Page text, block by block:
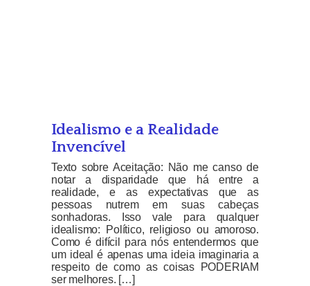
Idealismo e a Realidade
Invencível
Texto sobre Aceitação: Não me canso de
notar a disparidade que há entre a
realidade, e as expectativas que as
pessoas nutrem em suas cabeças
sonhadoras. Isso vale para qualquer
idealismo: Político, religioso ou amoroso.
Como é difícil para nós entendermos que
um ideal é apenas uma ideia imaginaria a
respeito de como as coisas PODERIAM
ser melhores. […]